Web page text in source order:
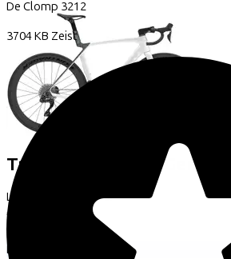
De Clomp 3212
3704 KB Zeist
Trek Madone SL 6 Gen 8
Leaseprijs p/m vanaf
€110,57
Prijs
Bespaar